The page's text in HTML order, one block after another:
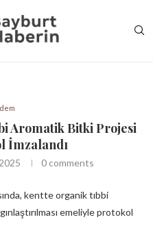
Aromatik Bitki Projesi
İmzalandı
0 comments
kentte organik tıbbi
emeliyle protokol